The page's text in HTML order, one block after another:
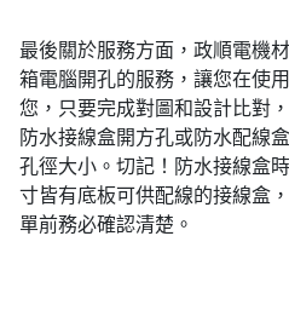
最後關於服務方面，政順電機
箱電腦開孔的服務，讓您在使
您，只要完成對圖和設計比對
防水接線盒開方孔或防水配線
孔徑大小。切記！防水接線盒
寸皆有底板可供配線的接線盒
單前務必確認清楚。